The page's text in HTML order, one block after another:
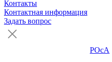
Контакты
Контактная информация
Задать вопрос
РОсА